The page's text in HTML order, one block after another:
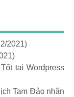
2021)
tại Wordpress
Tam Đảo nhân